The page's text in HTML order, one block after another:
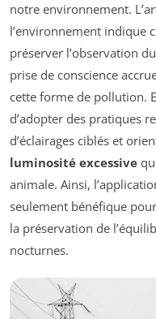
notre environnement.
l’environnement indique
préserver l’observation
prise de conscience
cette forme de pollution.
d’adopter des pratiques
d’éclairages ciblés et
luminosité excessive
animale. Ainsi,
seulement bénéfique
la préservation de
nocturnes.